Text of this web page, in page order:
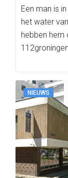
Een man is
het water
hebben hem
NIEUWS